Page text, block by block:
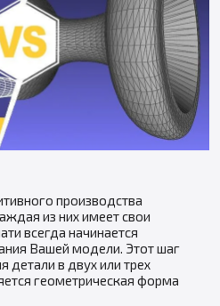
производства
из них имеет свои
всегда начинается
Вашей модели. Этот шаг
детали в двух или трех
геометрическая форма